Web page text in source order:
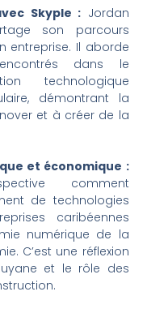
Skyple : Jordan
son parcours
entreprise. Il aborde
dans le
technologique
démontrant la
et à créer de la
et économique :
comment
de technologies
caribéennes
numérique de la
C’est une réflexion
et le rôle des